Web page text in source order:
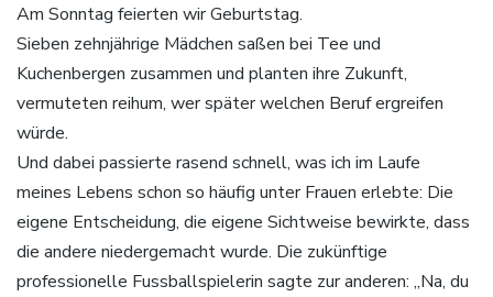
Am Sonntag feierten wir Geburtstag.
Sieben zehnjährige Mädchen saßen bei Tee und
Kuchenbergen zusammen und planten ihre Zukunft,
vermuteten reihum, wer später welchen Beruf ergreifen
würde.
Und dabei passierte rasend schnell, was ich im Laufe
meines Lebens schon so häufig unter Frauen erlebte: Die
eigene Entscheidung, die eigene Sichtweise bewirkte, dass
die andere niedergemacht wurde. Die zukünftige
professionelle Fussballspielerin sagte zur anderen: „Na, du